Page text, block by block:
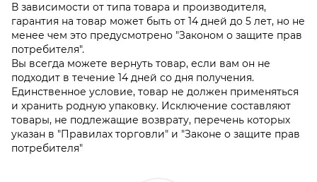
В зависимости от типа товара и производителя,
гарантия на товар может быть от 14 дней до 5 лет, но не
менее чем это предусмотрено "Законом о защите прав
потребителя".
Вы всегда можете вернуть товар, если вам он не
подходит в течение 14 дней со дня получения.
Единственное условие, товар не должен применяться
и хранить родную упаковку. Исключение составляют
товары, не подлежащие возврату, перечень которых
указан в "Правилах торговли" и "Законе о защите прав
потребителя"